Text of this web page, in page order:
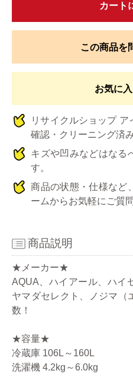
カート
この商品を
お気に
リサイクルショップ
確認・クリーニング済み
キズや凹みなどはなる
す。
商品の状態・仕様など
ームからお気軽にご質
商品説明
★メーカー★
AQUA、ハイアール、ハイ
ヤマダセレクト、ノジマ（
数！
★容量★
冷蔵庫 106L～160L
洗濯機 4.2kg～6.0kg